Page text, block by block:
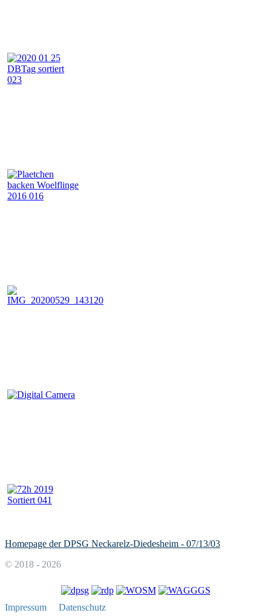
Homepage der DPSG Neckarelz-Diedesheim - 07/13/03
© 2018 - 2026
Impressum Datenschutz